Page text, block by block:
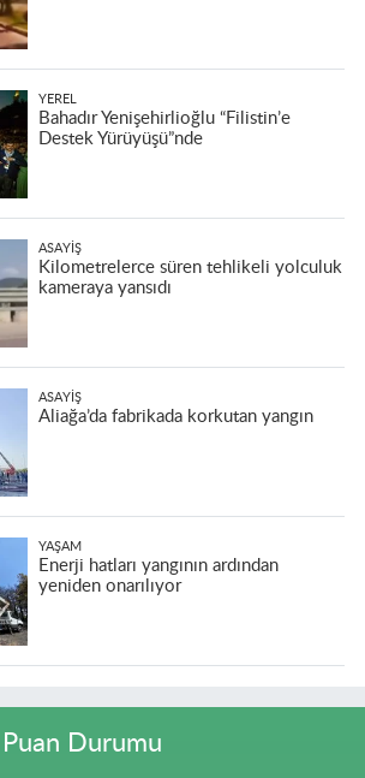
YEREL
Bahadır Yenişehirlioğlu “Filistin’e
Destek Yürüyüşü”nde
ASAYIŞ
Kilometrelerce süren tehlikeli yolculuk
kameraya yansıdı
ASAYIŞ
Aliağa’da fabrikada korkutan yangın
YAŞAM
Enerji hatları yangının ardından
yeniden onarılıyor
Durumu